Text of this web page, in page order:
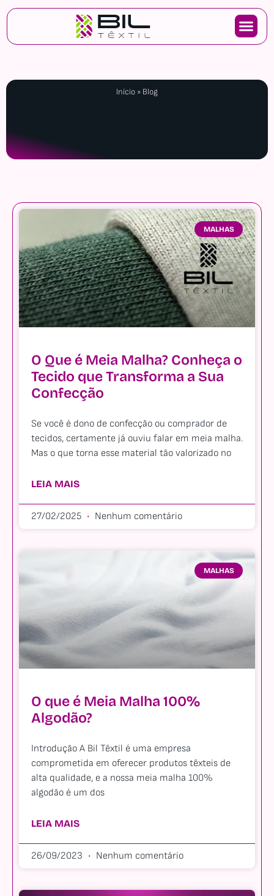
Início » Blog
MALHAS
O Que é Meia Malha? Conheça o
Tecido que Transforma a Sua
Confecção
Se você é dono de confecção ou comprador de
tecidos, certamente já ouviu falar em meia malha.
Mas o que torna esse material tão valorizado no
LEIA MAIS
27/02/2025 Nenhum comentário
MALHAS
O que é Meia Malha 100%
Algodão?
Introdução A Bil Têxtil é uma empresa
comprometida em oferecer produtos têxteis de
alta qualidade, e a nossa meia malha 100%
algodão é um dos
LEIA MAIS
26/09/2023 Nenhum comentário